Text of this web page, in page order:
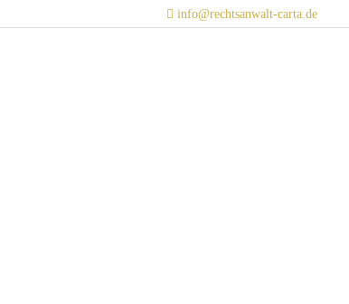
info@rechtsanwalt-carta.de